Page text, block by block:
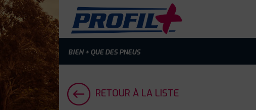
BIEN + QUE DES PNEUS
RETOUR À LA LISTE